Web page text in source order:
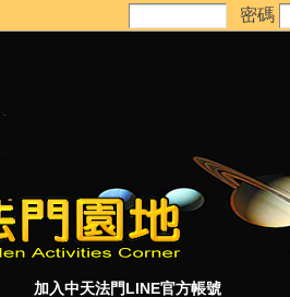
密碼
加入中天法門LINE官方帳號